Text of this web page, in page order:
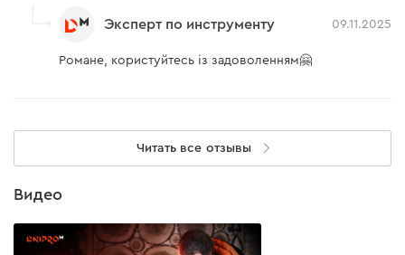
Эксперт по инструменту 09.11.2025
Романе, користуйтесь із задоволенням🤗
Читать все отзывы
Видео